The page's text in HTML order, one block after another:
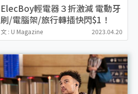
ElecBoy輕電器３折激減 電動牙
刷/電腦架/旅行轉插快閃$1！
文 : U Magazine 2023.04.20